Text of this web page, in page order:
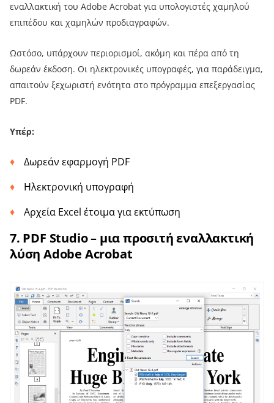
εναλλακτική του Adobe Acrobat για υπολογιστές χαμηλού
επιπέδου και χαμηλών προδιαγραφών.
Ωστόσο, υπάρχουν περιορισμοί, ακόμη και πέρα ​​από τη
δωρεάν έκδοση. Οι ηλεκτρονικές υπογραφές, για παράδειγμα,
απαιτούν ξεχωριστή ενότητα στο πρόγραμμα επεξεργασίας
PDF.
Υπέρ:
Δωρεάν εφαρμογή PDF
Ηλεκτρονική υπογραφή
Αρχεία Excel έτοιμα για εκτύπωση
7. PDF Studio – μια προσιτή εναλλακτική
λύση Adobe Acrobat